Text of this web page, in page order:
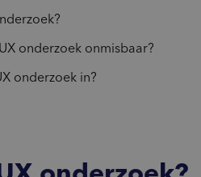
onderzoek onmisbaar?
onderzoek in?